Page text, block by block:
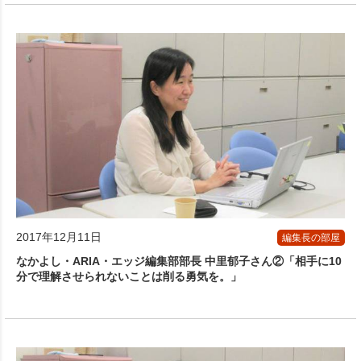
2017年12月11日 編集長の部屋
なかよし・ARIA・エッジ編集部部長 中里郁子さん②「相手に10
分で理解させられないことは削る勇気を。」